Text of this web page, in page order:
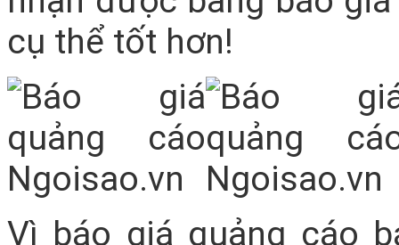
cụ thể tốt hơn!
Vì báo giá quảng cáo